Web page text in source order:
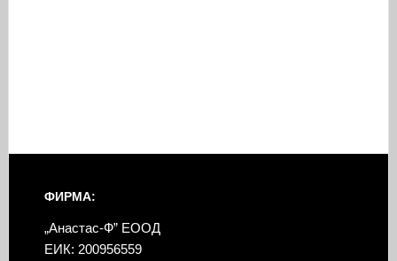
ФИРМА:
„Анастас-Ф” ЕООД
ЕИК: 200956559